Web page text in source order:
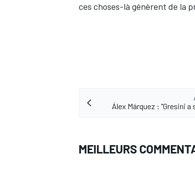
ces choses-là génèrent de la
Álex Márquez : "Gresini a
MEILLEURS